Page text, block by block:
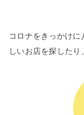
コロナをきっかけ
しいお店を探した